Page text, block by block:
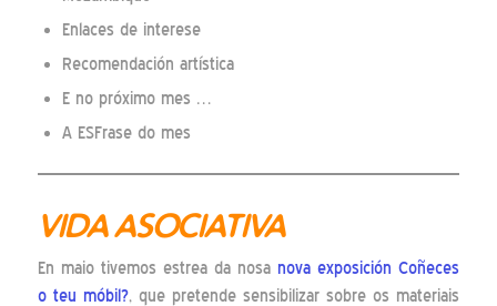
Enlaces de interese
Recomendación artística
E no próximo mes …
A ESFrase do mes
VIDA ASOCIATIVA
En maio tivemos estrea da nosa nova exposición Coñeces
o teu móbil?, que pretende sensibilizar sobre os materiais